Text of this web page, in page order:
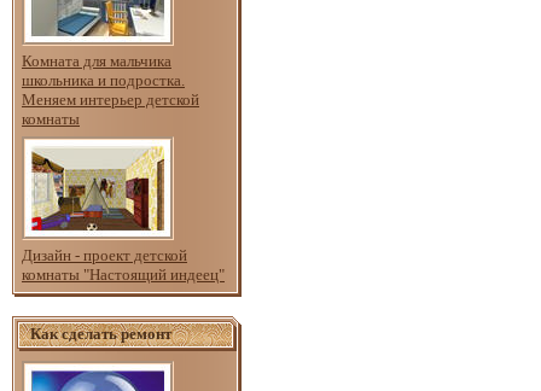
Комната для мальчика
школьника и подростка.
Меняем интерьер детской
комнаты
Дизайн - проект детской
комнаты "Настоящий индеец"
Как сделать ремонт